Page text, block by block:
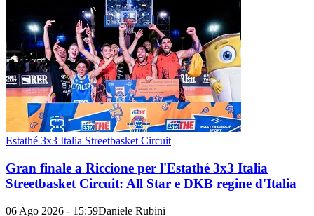
Estathé 3x3 Italia Streetbasket Circuit
Gran finale a Riccione per l'Estathé 3x3 Italia
Streetbasket Circuit: All Star e DKB regine d'Italia
06 Ago 2026 - 15:59Daniele Rubini